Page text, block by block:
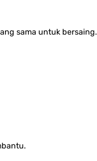
sama untuk bersaing.